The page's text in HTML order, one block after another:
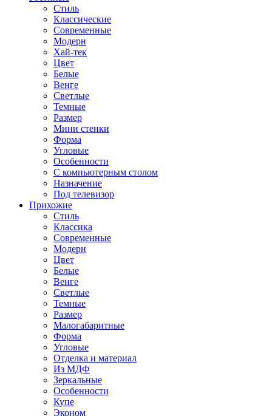
Стиль
Классические
Современные
Модерн
Хай-тек
Цвет
Белые
Венге
Светлые
Темные
Размер
Мини стенки
Форма
Угловые
Особенности
С компьютерным столом
Назначение
Под телевизор
Прихожие
Стиль
Классика
Современные
Модерн
Цвет
Белые
Венге
Светлые
Темные
Размер
Малогабаритные
Форма
Угловые
Отделка и материал
Из МДФ
Зеркальные
Особенности
Купе
Эконом